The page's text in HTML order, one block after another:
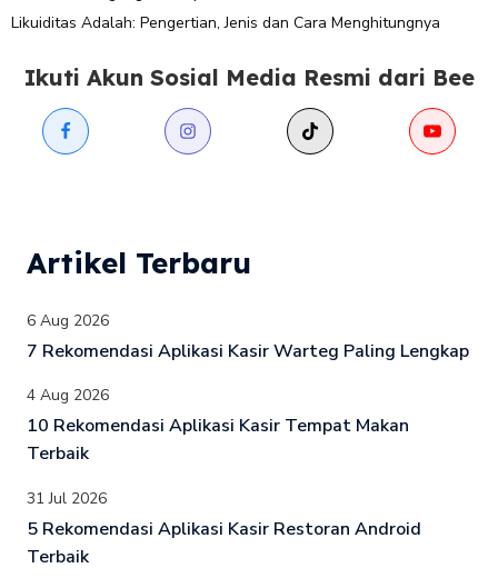
Likuiditas Adalah: Pengertian, Jenis dan Cara Menghitungnya
Ikuti Akun Sosial Media Resmi dari Bee
Artikel Terbaru
6 Aug 2026
7 Rekomendasi Aplikasi Kasir Warteg Paling Lengkap
4 Aug 2026
10 Rekomendasi Aplikasi Kasir Tempat Makan
Terbaik
31 Jul 2026
5 Rekomendasi Aplikasi Kasir Restoran Android
Terbaik